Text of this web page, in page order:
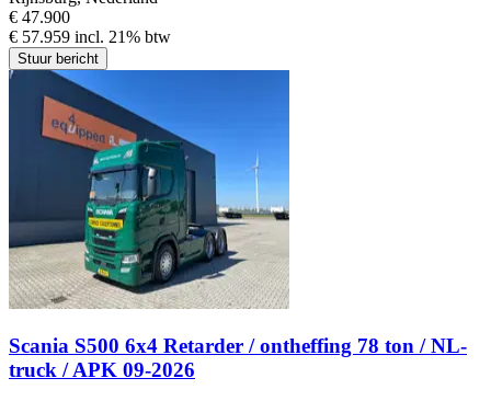
€ 47.900
€ 57.959 incl. 21% btw
Stuur bericht
Scania S500 6x4 Retarder / ontheffing 78 ton / NL-
truck / APK 09-2026